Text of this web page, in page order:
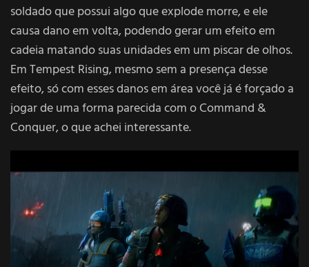
soldado que possui algo que explode morre, e ele
causa dano em volta, podendo gerar um efeito em
cadeia matando suas unidades em um piscar de olhos.
Em Tempest Rising, mesmo sem a presença desse
efeito, só com esses danos em área você já é forçado a
jogar de uma forma parecida com o Command &
Conquer, o que achei interessante.